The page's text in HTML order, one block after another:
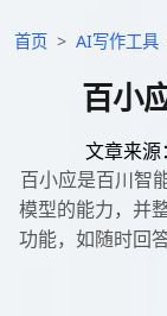
首页 > AI写作工具
百小
文章来源
百小应是百川智
模型的能力，并
功能，如随时回